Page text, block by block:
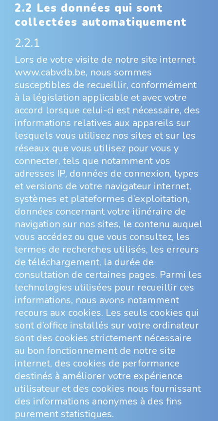
2.2 Les données qui sont
collectées automatiquement
2.2.1
Lors de votre visite de notre site internet
www.cabvdb.be, nous sommes
susceptibles de recueillir, conformément
à la législation applicable et avec votre
accord lorsque celui-ci est nécessaire, des
informations relatives aux appareils sur
lesquels vous utilisez nos sites et sur les
réseaux que vous utilisez pour vous y
connecter, tels que notamment vos
adresses IP, données de connexion, types
et versions de votre navigateur internet,
systèmes et plateformes d’exploitation,
données concernant votre itinéraire de
navigation sur nos sites, le contenu auquel
vous accédez ou que vous consultez, les
termes de recherches utilisés, les erreurs
de téléchargement, la durée de
consultation de certaines pages. Parmi les
technologies utilisées pour recueillir ces
informations, nous avons notamment
recours aux cookies. Les seuls cookies qui
sont d’office installés sur votre ordinateur
sont des cookies strictement nécessaire
au bon fonctionnement de notre site
internet, des cookies de performance
destinés à améliorer votre expérience
utilisateur et des cookies nous fournissant
des informations anonymes à des fins
purement statistiques.